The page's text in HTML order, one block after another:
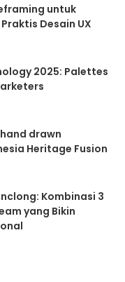
untuk
Desain UX
2025: Palettes
drawn
Heritage Fusion
Kombinasi 3
yang Bikin